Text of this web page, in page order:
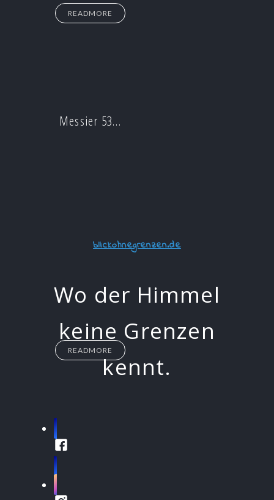
READMORE
Messier 53…
READMORE
blickohnegrenzen.de
Wo der Himmel
keine Grenzen
kennt.